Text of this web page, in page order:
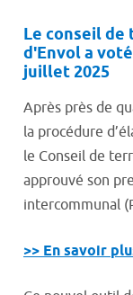
Le conseil
d'Envol a
juillet 2025
Après près de
la procédure
le Conseil de
approuvé son
intercommunal
>> En savoir